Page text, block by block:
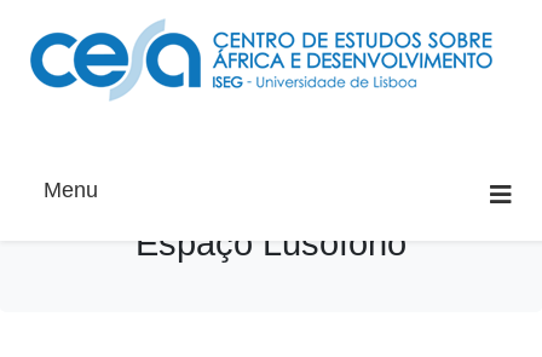
Menu
Espaço Lusófono